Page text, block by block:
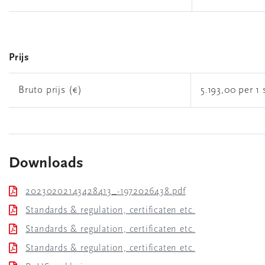
Prijs
Bruto prijs (€) 5.193,00 per 1
Downloads
20230202143428413_-1972026438.pdf
Standards & regulation, certificaten etc.
Standards & regulation, certificaten etc.
Standards & regulation, certificaten etc.